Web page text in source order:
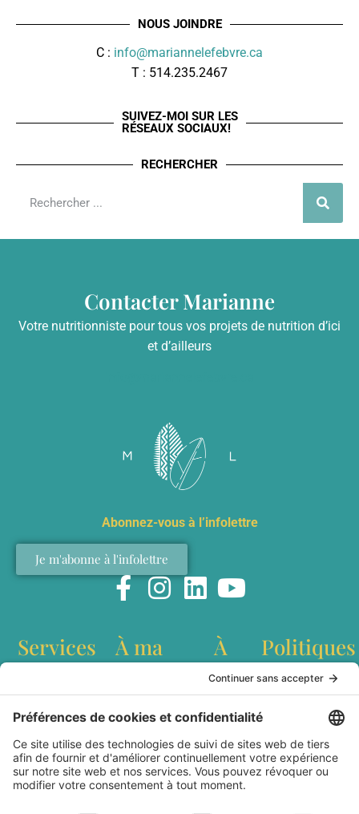
NOUS JOINDRE
C : info@mariannelefebvre.ca
T : 514.235.2467
SUIVEZ-MOI SUR LES
RÉSEAUX SOCIAUX!
RECHERCHER
Contacter Marianne
Votre nutritionniste pour tous vos projets de nutrition d’ici
et d’ailleurs
Abonnez-vous à l’infolettre
Je m'abonne à l'infolettre
Services
interculturelles
Ateliers de
Création de
contenu
Station
À ma
Recettes
Baladodiffusion
Websérie
Articles
À
propos
Qui est
Marianne
Lefebvre?
Livre Dans les
cuisines du
Politiques
Politique de
confidentialité
Conditions
d'utilisation
Livraison et